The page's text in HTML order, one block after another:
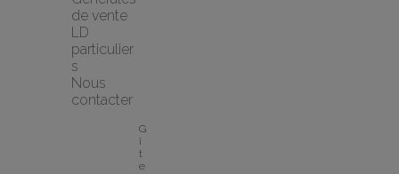
de vente
LD
particulier
s
Nous
contacter
G
î
t
e